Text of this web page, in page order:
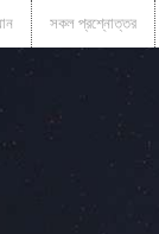
সকল প্রশ্নোত্তর